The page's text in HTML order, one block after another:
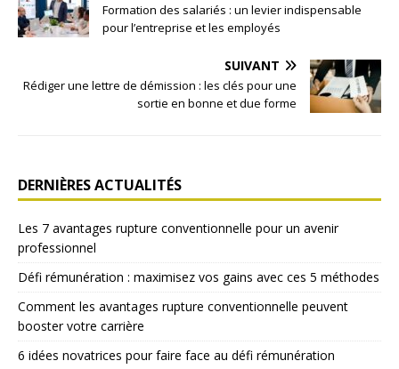
Formation des salariés : un levier indispensable
pour l’entreprise et les employés
SUIVANT
Rédiger une lettre de démission : les clés pour une
sortie en bonne et due forme
DERNIÈRES ACTUALITÉS
Les 7 avantages rupture conventionnelle pour un avenir
professionnel
Défi rémunération : maximisez vos gains avec ces 5 méthodes
Comment les avantages rupture conventionnelle peuvent
booster votre carrière
6 idées novatrices pour faire face au défi rémunération